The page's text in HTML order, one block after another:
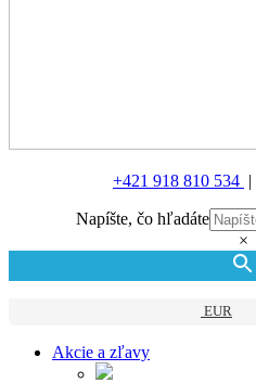
+421 918 810 534 |
Napíšte, čo hľadáte
×
EUR
Akcie a zľavy